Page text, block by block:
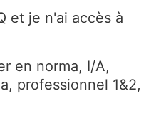
et je n'ai accès à
en norma, I/A,
professionnel 1&2,